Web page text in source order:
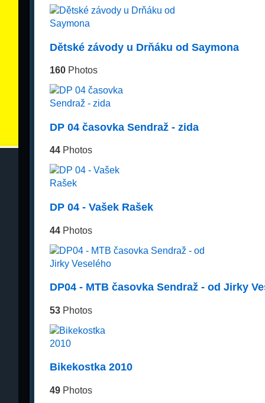
Dětské závody u Drňáku od Saymona
160Photos
DP 04 časovka Sendraž - zida
44Photos
DP 04 - Vašek Rašek
44Photos
DP04 - MTB časovka Sendraž - od Jirky
53Photos
Bikekostka 2010
49Photos